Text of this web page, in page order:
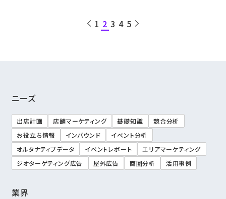
1 2 3 4 5
ニーズ
出店計画 店舗マーケティング 基礎知識
競合分析
お役立ち情報
インバウンド
イベント分析
オルタナティブデータ
イベントレポート
エリアマーケティング
ジオターゲティング広告
屋外広告 商圏分析 活用事例
業界